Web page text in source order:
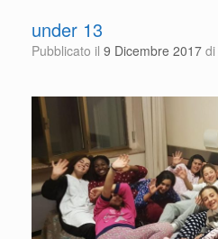
under 13
Pubblicato il 9 Dicembre 2017 di